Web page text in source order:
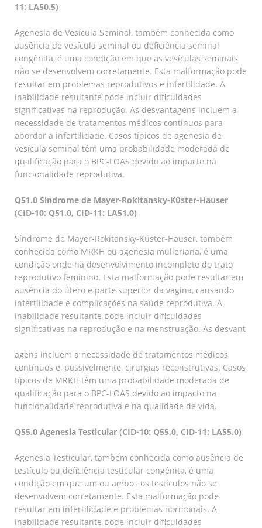
11: LA50.5)
Agenesia de Vesícula Seminal, também conhecida como
ausência de vesícula seminal ou deficiência seminal
congênita, é uma condição em que as vesículas seminais
não se desenvolvem corretamente. Esta malformação pode
resultar em problemas reprodutivos e infertilidade. A
inabilidade resultante pode incluir dificuldades
significativas na reprodução. As desvantagens incluem a
necessidade de tratamentos médicos contínuos para
abordar a infertilidade. Casos típicos de agenesia de
vesícula seminal têm uma probabilidade moderada de
qualificação para o BPC-LOAS devido ao impacto na
funcionalidade reprodutiva.
Q51.0 Síndrome de Mayer-Rokitansky-Küster-Hauser
(CID-10: Q51.0, CID-11: LA51.0)
Síndrome de Mayer-Rokitansky-Küster-Hauser, também
conhecida como MRKH ou agenesia mülleriana, é uma
condição onde há desenvolvimento incompleto do trato
reprodutivo feminino. Esta malformação pode resultar em
ausência do útero e parte superior da vagina, causando
infertilidade e complicações na saúde reprodutiva. A
inabilidade resultante pode incluir dificuldades
significativas na reprodução e na menstruação. As desvant
agens incluem a necessidade de tratamentos médicos
contínuos e, possivelmente, cirurgias reconstrutivas. Casos
típicos de MRKH têm uma probabilidade moderada de
qualificação para o BPC-LOAS devido ao impacto na
funcionalidade reprodutiva e na qualidade de vida.
Q55.0 Agenesia Testicular (CID-10: Q55.0, CID-11: LA55.0)
Agenesia Testicular, também conhecida como ausência de
testículo ou deficiência testicular congênita, é uma
condição em que um ou ambos os testículos não se
desenvolvem corretamente. Esta malformação pode
resultar em infertilidade e problemas hormonais. A
inabilidade resultante pode incluir dificuldades